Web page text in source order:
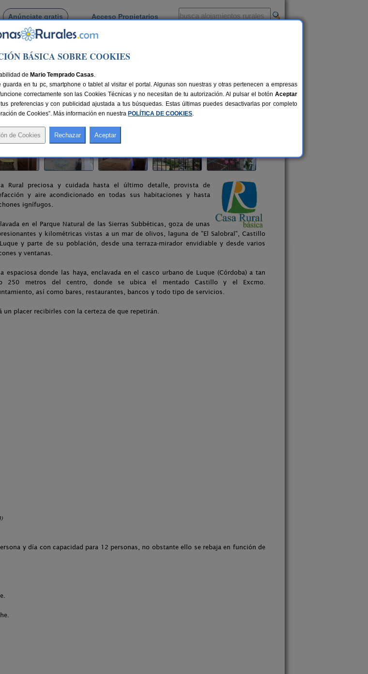
Anúnciate gratis Acceso Propietarios
km de Córdoba Compartir:
Rural preciosa y cuidada hasta el último detalle, provista de
y aire acondicionado en todas sus habitaciones y hasta
ignífugos.
en el Parque Natural de las Sierras Subbéticas, goza de unas
y kilométricas vistas a un mar de olivos, laguna de "El Salobral", Castillo
y parte de su población, desde una terraza-mirador envidiable y desde varios
y ventanas.
espaciosa donde las haya, enclavada en el casco urbano de Luque (Córdoba) a tan
250 metros del centro, donde se ubica el mentado Castillo y el Excmo.
así como bares, restaurantes, bancos y todo tipo de servicios.
un placer recibirles con la certeza de que repetirán.
y día con capacidad para 12 personas, no obstante ello se rebaja en función de
BÁSICA SOBRE COOKIES
de Mario Temprado Casas.
en tu pc, smartphone o tablet al visitar el portal. Algunas son nuestras y otras pertenecen a empresas
correctamente son las Cookies Técnicas y no necesitan de tu autorización. Al pulsar el botón Aceptar
preferencias y con publicidad ajustada a tus búsquedas. Estas últimas puedes desactivarlas por completo
de Cookies”. Más información en nuestra POLÍTICA DE COOKIES.